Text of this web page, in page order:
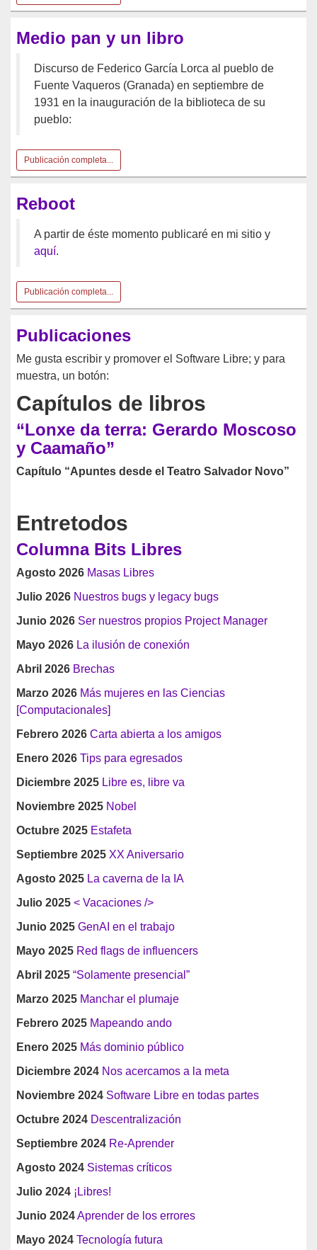
Medio pan y un libro
Discurso de Federico García Lorca al pueblo de
Fuente Vaqueros (Granada) en septiembre de
1931 en la inauguración de la biblioteca de su
pueblo:
Publicación completa...
Reboot
A partir de éste momento publicaré en mi sitio y
aquí.
Publicación completa...
Publicaciones
Me gusta escribir y promover el Software Libre; y para
muestra, un botón:
Capítulos de libros
“Lonxe da terra: Gerardo Moscoso
y Caamaño”
Capítulo “Apuntes desde el Teatro Salvador Novo”
Entretodos
Columna Bits Libres
Agosto 2026 Masas Libres
Julio 2026 Nuestros bugs y legacy bugs
Junio 2026 Ser nuestros propios Project Manager
Mayo 2026 La ilusión de conexión
Abril 2026 Brechas
Marzo 2026 Más mujeres en las Ciencias
[Computacionales]
Febrero 2026 Carta abierta a los amigos
Enero 2026 Tips para egresados
Diciembre 2025 Libre es, libre va
Noviembre 2025 Nobel
Octubre 2025 Estafeta
Septiembre 2025 XX Aniversario
Agosto 2025 La caverna de la IA
Julio 2025 < Vacaciones />
Junio 2025 GenAI en el trabajo
Mayo 2025 Red flags de influencers
Abril 2025 “Solamente presencial”
Marzo 2025 Manchar el plumaje
Febrero 2025 Mapeando ando
Enero 2025 Más dominio público
Diciembre 2024 Nos acercamos a la meta
Noviembre 2024 Software Libre en todas partes
Octubre 2024 Descentralización
Septiembre 2024 Re-Aprender
Agosto 2024 Sistemas críticos
Julio 2024 ¡Libres!
Junio 2024Aprender de los errores
Mayo 2024 Tecnología futura